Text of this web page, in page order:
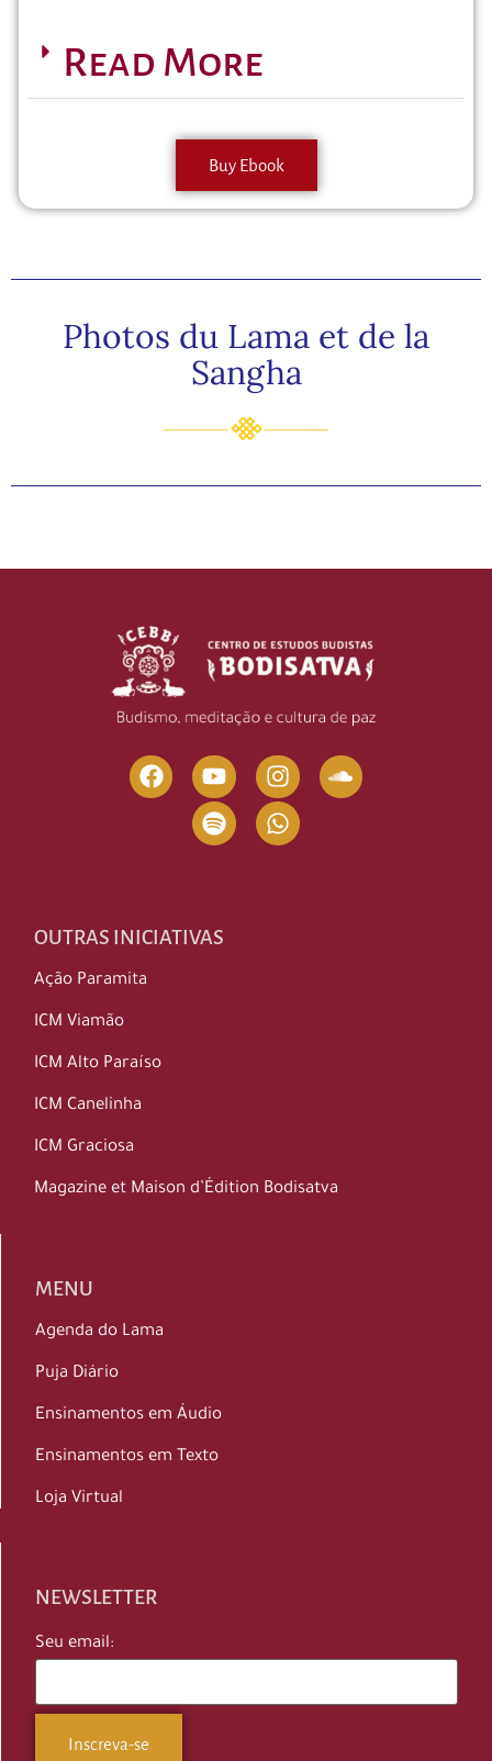
Read More
Buy Ebook
Photos du Lama et de la
Sangha
OUTRAS INICIATIVAS
Ação Paramita
ICM Viamão
ICM Alto Paraíso
ICM Canelinha
ICM Graciosa
Magazine et Maison d’Édition Bodisatva
MENU
Agenda do Lama
Puja Diário
Ensinamentos em Áudio
Ensinamentos em Texto
Loja Virtual
NEWSLETTER
Seu email: